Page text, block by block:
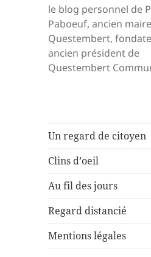
le blog personnel de
Paboeuf, ancien
Questembert,
ancien président de
Questembert
Un regard de citoyen
Clins d’oeil
Au fil des jours
Regard distancié
Mentions légales